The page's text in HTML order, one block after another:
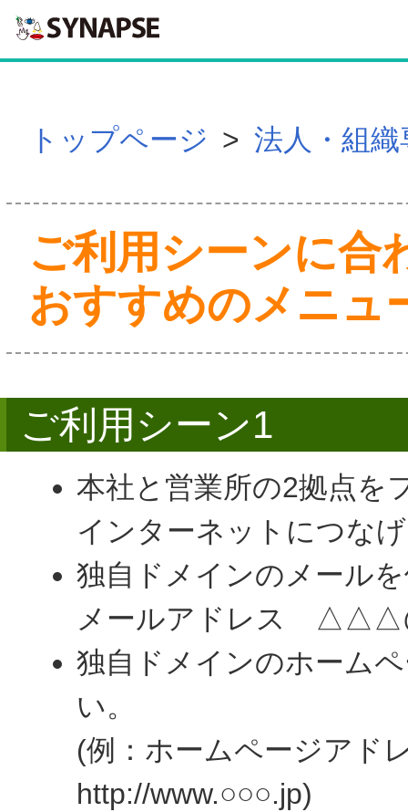
トップページ > 法人・組
ご利用シーンに合
おすすめのメニュ
ご利用シーン1
本社と営業所の2拠点を
インターネットにつな
独自ドメインのメール
メールアドレス
独自ドメインのホーム
い。
(例：ホームページア
http://www.○○○.jp)